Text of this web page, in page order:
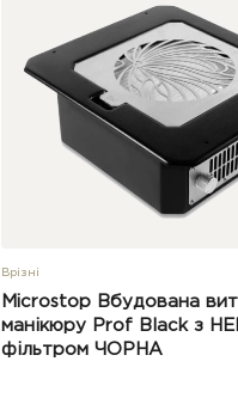
Врізні
Microstop Вбудована
манікюру Prof Black з
фільтром ЧОРНА